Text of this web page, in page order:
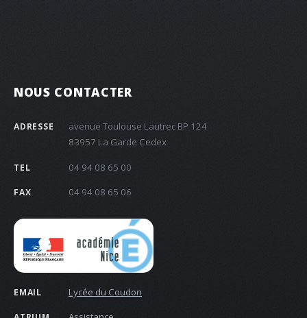
NOUS CONTACTER
ADRESSE
avenue Toulouse Lautrec BP 124
83957 La Garde Cedex
TEL 04 94 08 65 00
FAX 04 94 08 65 06
EMAIL Lycée du Coudon